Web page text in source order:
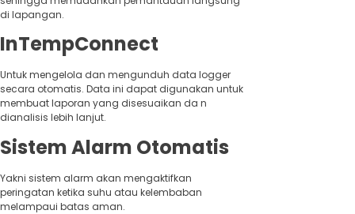
di lapangan.
InTempConnect
Untuk mengelola dan mengunduh data logger
secara otomatis. Data ini dapat digunakan untuk
membuat laporan yang disesuaikan da n
dianalisis lebih lanjut.
Sistem Alarm Otomatis
Yakni sistem alarm akan mengaktifkan
peringatan ketika suhu atau kelembaban
melampaui batas aman.